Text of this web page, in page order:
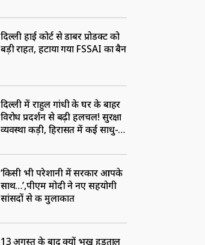
दिल्ली हाई कोर्ट से डाबर प्रोडक्ट को
बड़ी राहत, हटाया गया FSSAI का बैन
दिल्ली में राहुल गांधी के घर के बाहर
विरोध प्रदर्शन से बढ़ी हलचल! सुरक्षा
व्यवस्था कड़ी, हिरासत में कई साधु-
‘किसी भी परेशानी में सरकार आपके
साथ…’,पीएम मोदी ने नए सहयोगी
सांसदों से की मुलाकात
13 अगस्त के बाद क्यों भूख हड़ताल